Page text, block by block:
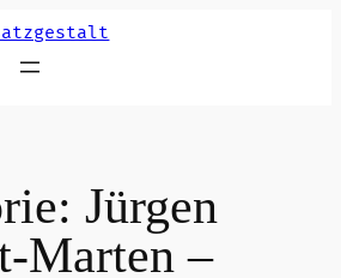
Jürgen
Marten –